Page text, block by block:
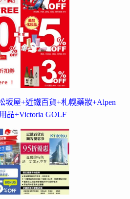
坂屋+近鐵百貨+札幌藥妝+Alpen
品+Victoria GOLF